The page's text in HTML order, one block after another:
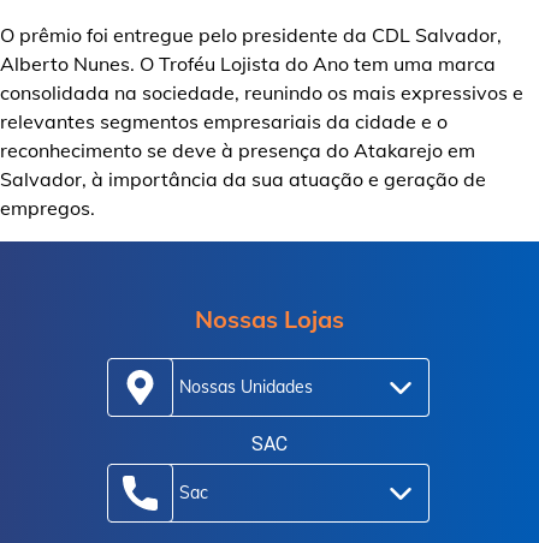
O prêmio foi entregue pelo presidente da CDL Salvador,
Alberto Nunes. O Troféu Lojista do Ano tem uma marca
consolidada na sociedade, reunindo os mais expressivos e
relevantes segmentos empresariais da cidade e o
reconhecimento se deve à presença do Atakarejo em
Salvador, à importância da sua atuação e geração de
empregos.
Nossas Lojas
Nossas Unidades
SAC
Sac